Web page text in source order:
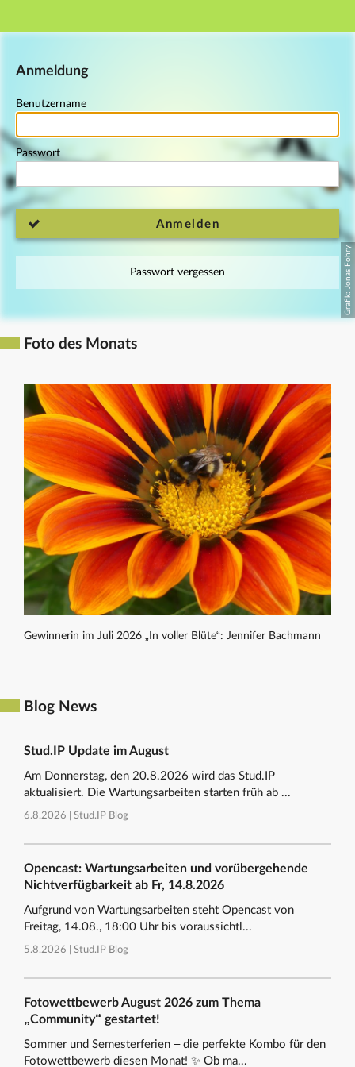
Hauptnavigation
Anmeldung
Benutzername
Passwort
Anmelden
Passwort vergessen
Foto des Monats
Gewinnerin im Juli 2026 „In voller Blüte“: Jennifer Bachmann
Blog News
Stud.IP Update im August
Am Donnerstag, den 20.8.2026 wird das Stud.IP
aktualisiert. Die Wartungsarbeiten starten früh ab ...
6.8.2026 | Stud.IP Blog
Opencast: Wartungsarbeiten und vorübergehende
Nichtverfügbarkeit ab Fr, 14.8.2026
Aufgrund von Wartungsarbeiten steht Opencast von
Freitag, 14.08., 18:00 Uhr bis voraussichtl...
5.8.2026 | Stud.IP Blog
Fotowettbewerb August 2026 zum Thema
„Community“ gestartet!
Sommer und Semesterferien – die perfekte Kombo für den
Fotowettbewerb diesen Monat! ✨ Ob ma...